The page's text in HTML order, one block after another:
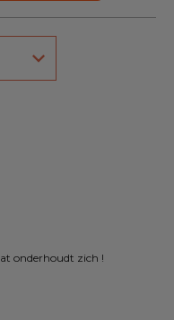
onderhoudt zich !